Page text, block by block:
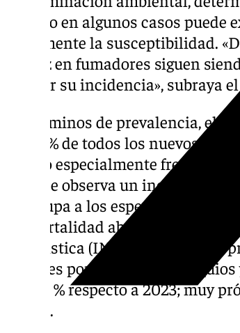
incluso en algunos casos puede
incremente la susceptibilidad.
precoz en fumadores siguen
reducir su incidencia», subraya el
En términos de prevalencia, el
y el 18% de todos los nuevos
siendo especialmente
años se observa un incremento
preocupa a los especialistas.
de mortalidad absoluta
Estadística (INE), en 2024 en la
muertes por cáncer de
del 8,4 % respecto a 2023; muy
mama.